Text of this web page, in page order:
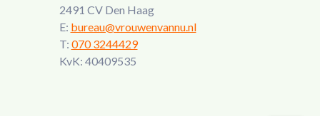
2491 CV Den Haag
E: bureau@vrouwenvannu.nl
T: 070 3244429
KvK: 40409535